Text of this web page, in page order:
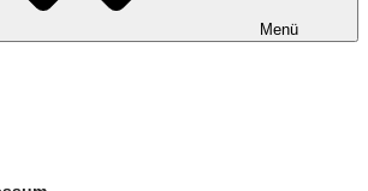
Menü